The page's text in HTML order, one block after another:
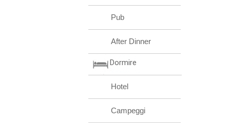
Pub
After Dinner
Dormire
Hotel
Campeggi